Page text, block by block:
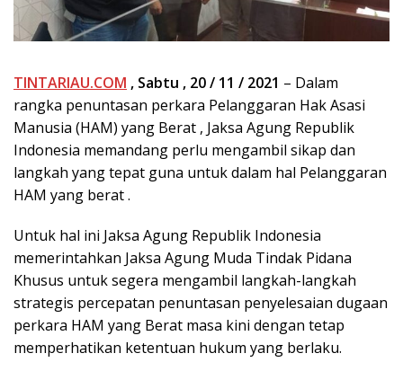
TINTARIAU.COM , Sabtu , 20 / 11 / 2021 – Dalam
rangka penuntasan perkara Pelanggaran Hak Asasi
Manusia (HAM) yang Berat , Jaksa Agung Republik
Indonesia memandang perlu mengambil sikap dan
langkah yang tepat guna untuk dalam hal Pelanggaran
HAM yang berat .
Untuk hal ini Jaksa Agung Republik Indonesia
memerintahkan Jaksa Agung Muda Tindak Pidana
Khusus untuk segera mengambil langkah-langkah
strategis percepatan penuntasan penyelesaian dugaan
perkara HAM yang Berat masa kini dengan tetap
memperhatikan ketentuan hukum yang berlaku.